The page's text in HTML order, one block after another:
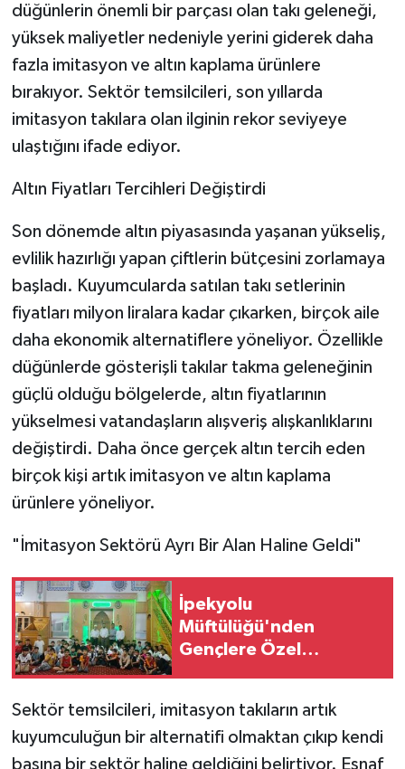
düğünlerin önemli bir parçası olan takı geleneği,
yüksek maliyetler nedeniyle yerini giderek daha
fazla imitasyon ve altın kaplama ürünlere
bırakıyor. Sektör temsilcileri, son yıllarda
imitasyon takılara olan ilginin rekor seviyeye
ulaştığını ifade ediyor.
Altın Fiyatları Tercihleri Değiştirdi
Son dönemde altın piyasasında yaşanan yükseliş,
evlilik hazırlığı yapan çiftlerin bütçesini zorlamaya
başladı. Kuyumcularda satılan takı setlerinin
fiyatları milyon liralara kadar çıkarken, birçok aile
daha ekonomik alternatiflere yöneliyor. Özellikle
düğünlerde gösterişli takılar takma geleneğinin
güçlü olduğu bölgelerde, altın fiyatlarının
yükselmesi vatandaşların alışveriş alışkanlıklarını
değiştirdi. Daha önce gerçek altın tercih eden
birçok kişi artık imitasyon ve altın kaplama
ürünlere yöneliyor.
"İmitasyon Sektörü Ayrı Bir Alan Haline Geldi"
İpekyolu
Müftülüğü'nden
Gençlere Özel
Sektör temsilcileri, imitasyon takıların artık
kuyumculuğun bir alternatifi olmaktan çıkıp kendi
başına bir sektör haline geldiğini belirtiyor. Esnaf